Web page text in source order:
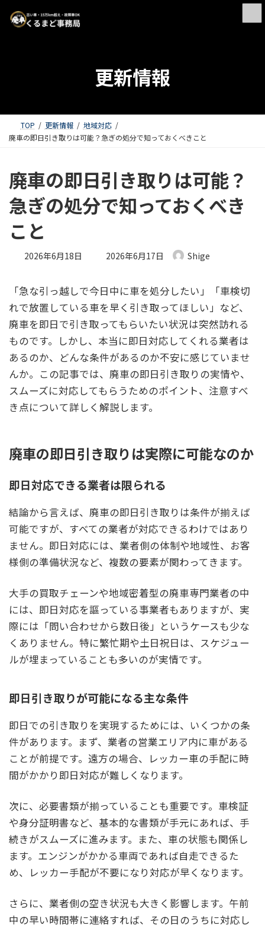
更新情報
TOP 更新情報
地域対応
廃車の即日引き取りは可能？急ぎの処分で知っておくべきこと
廃車の即日引き取りは可能？
急ぎの処分で知っておくべき
こと
2026年6月18日 最終更新日時 :
2026年6月17日 Shige
「急な引っ越しで今日中に車を処分したい」「車検切
れで放置している車を早く引き取ってほしい」など、
廃車を即日で引き取ってもらいたい状況は突然訪れる
ものです。しかし、本当に即日対応してくれる業者は
あるのか、どんな条件があるのか不安に感じていませ
んか。この記事では、廃車の即日引き取りの実情や、
スムーズに対応してもらうためのポイント、注意すべ
き点について詳しく解説します。
廃車の即日引き取りは実際に可能なのか
即日対応できる業者は限られる
結論から言えば、廃車の即日引き取りは条件が揃えば
可能ですが、すべての業者が対応できるわけではあり
ません。即日対応には、業者側の体制や地域性、お客
様側の準備状況など、複数の要素が関わってきます。
大手の買取チェーンや地域密着型の廃車専門業者の中
には、即日対応を謳っている事業者もありますが、実
際には「問い合わせから数日後」というケースも少な
くありません。特に繁忙期や土日祝日は、スケジュー
ルが埋まっていることも多いのが実情です。
即日引き取りが可能になる主な条件
即日での引き取りを実現するためには、いくつかの条
件があります。まず、業者の営業エリア内に車がある
ことが前提です。遠方の場合、レッカー車の手配に時
間がかかり即日対応が難しくなります。
次に、必要書類が揃っていることも重要です。車検証
や身分証明書など、基本的な書類が手元にあれば、手
続きがスムーズに進みます。また、車の状態も関係し
ます。エンジンがかかる車両であれば自走できるた
め、レッカー手配が不要になり対応が早くなります。
さらに、業者側の空き状況も大きく影響します。午前
中の早い時間帯に連絡すれば、その日のうちに対応し